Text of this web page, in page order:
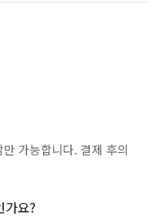
가능합니다. 결제 후의
가요?